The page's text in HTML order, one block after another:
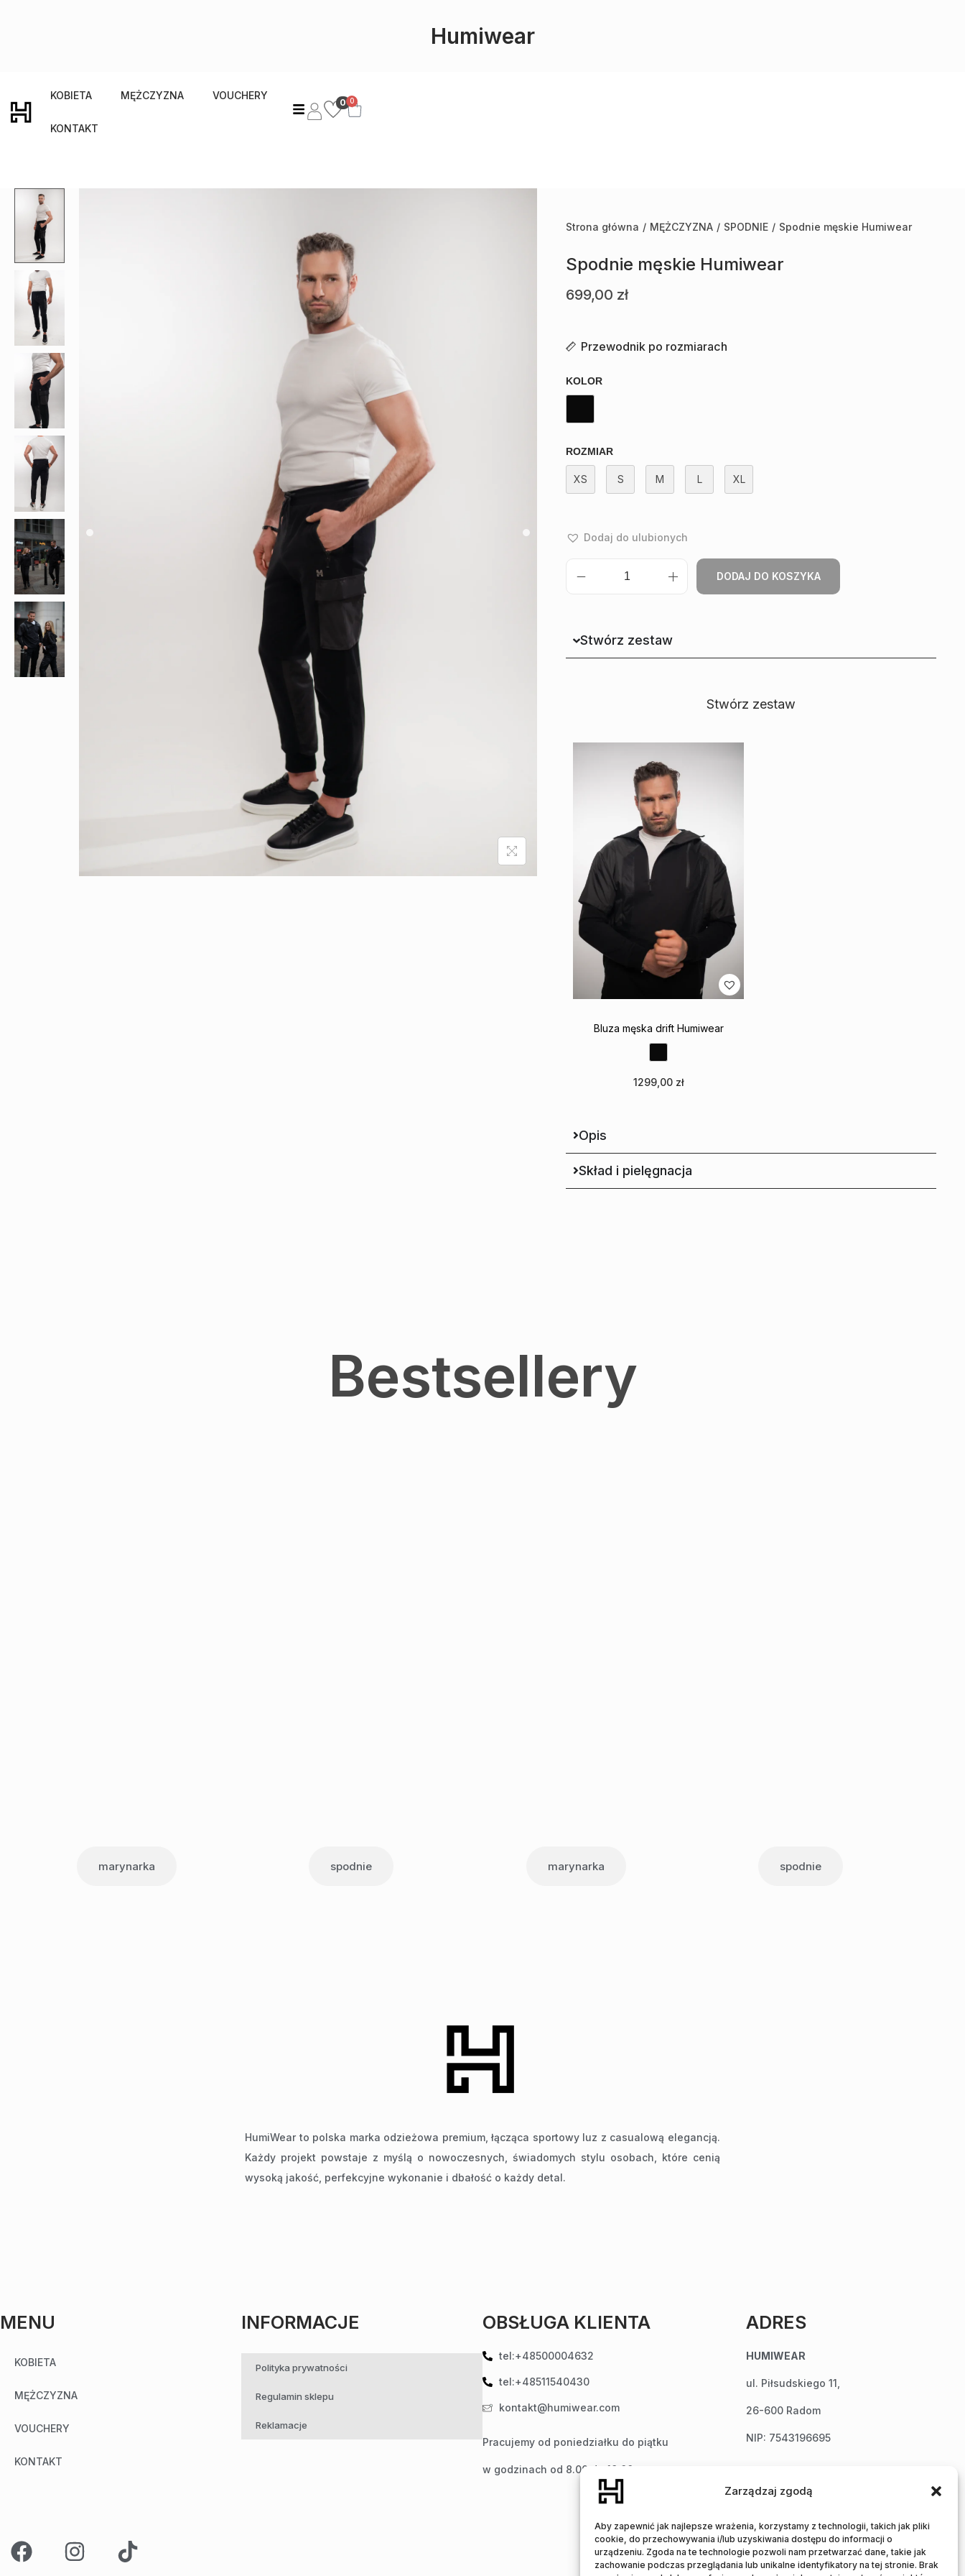
Zarządzaj zgodą
Aby zapewnić jak najlepsze wrażenia, korzystamy z technologii, takich jak pliki
cookie, do przechowywania i/lub uzyskiwania dostępu do informacji o
urządzeniu. Zgoda na te technologie pozwoli nam przetwarzać dane, takie jak
zachowanie podczas przeglądania lub unikalne identyfikatory na tej stronie. Brak
Humiwear
KOBIETA MĘŻCZYZNA VOUCHERY
KONTAKT
0 0
Strona główna / MĘŻCZYZNA / SPODNIE / Spodnie męskie Humiwear
Spodnie męskie Humiwear
699,00 zł
Przewodnik po rozmiarach
KOLOR
ROZMIAR
XS S M L XL
Dodaj do ulubionych
DODAJ DO KOSZYKA
Stwórz zestaw
Stwórz zestaw
Bluza męska drift Humiwear
1299,00 zł
Opis
Skład i pielęgnacja
Bestsellery
marynarka spodnie marynarka spodnie
HumiWear to polska marka odzieżowa premium, łącząca sportowy luz z casualową elegancją.
Każdy projekt powstaje z myślą o nowoczesnych, świadomych stylu osobach, które cenią
wysoką jakość, perfekcyjne wykonanie i dbałość o każdy detal.
MENU
KOBIETA
MĘŻCZYZNA
VOUCHERY
KONTAKT
INFORMACJE
Polityka prywatności
Regulamin sklepu
Reklamacje
OBSŁUGA KLIENTA
tel:+48500004632
tel:+48511540430
kontakt@humiwear.com
Pracujemy od poniedziałku do piątku
w godzinach od 8.00 do 18.00
ADRES
HUMIWEAR
ul. Piłsudskiego 11,
26-600 Radom
NIP: 7543196695